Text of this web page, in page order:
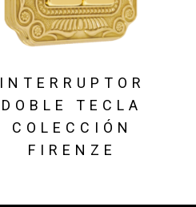
INTERRUPTOR
DOBLE TECLA
COLECCIÓN
FIRENZE